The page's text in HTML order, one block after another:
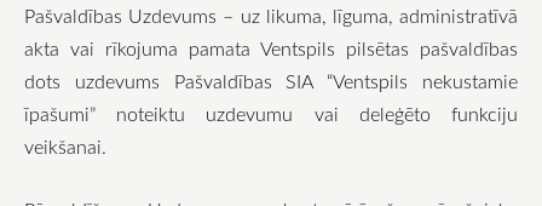
Pašvaldības Uzdevums – uz likuma, līguma, administratīvā
akta vai rīkojuma pamata Ventspils pilsētas pašvaldības
dots uzdevums Pašvaldības SIA “Ventspils nekustamie
īpašumi” noteiktu uzdevumu vai deleģēto funkciju
veikšanai.